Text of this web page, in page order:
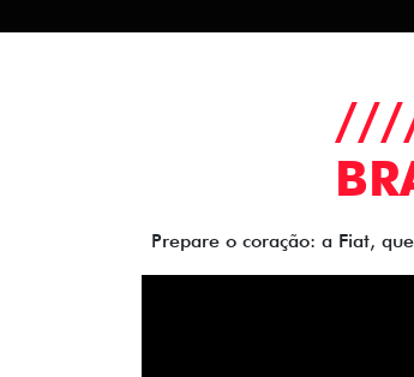
Prepare o coração: a Fiat,